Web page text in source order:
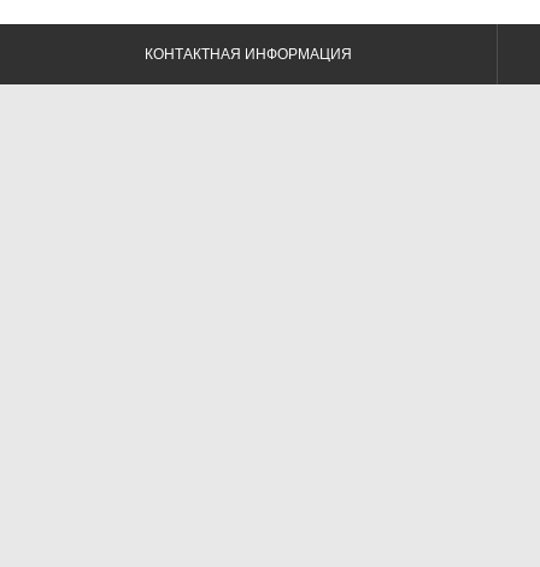
КОНТАКТНАЯ ИНФОРМАЦИЯ